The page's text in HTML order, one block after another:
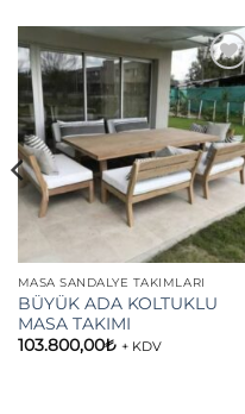
Add to
wishlist
MASA SANDALYE TAKIMLARI
BÜYÜK ADA KOLTUKLU
MASA TAKIMI
103.800,00₺ + KDV